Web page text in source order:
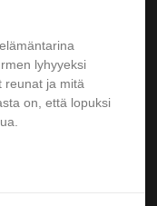
lyhyyeksi
reunat ja mitä
on, että lopuksi